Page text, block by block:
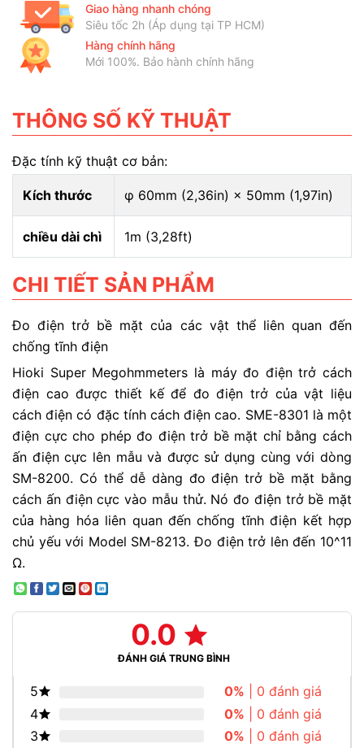
Giao hàng nhanh chóng
Siêu tốc 2h (Áp dụng tại TP HCM)
Hàng chính hãng
Mới 100%. Bảo hành chính hãng
THÔNG SỐ KỸ THUẬT
Đặc tính kỹ thuật cơ bản:
Kích thước φ 60mm (2,36in) × 50mm (1,97in)
chiều dài chì 1m (3,28ft)
CHI TIẾT SẢN PHẨM
Đo điện trở bề mặt của các vật thể liên quan đến
chống tĩnh điện
Hioki Super Megohmmeters là máy đo điện trở cách
điện cao được thiết kế để đo điện trở của vật liệu
cách điện có đặc tính cách điện cao. SME-8301 là một
điện cực cho phép đo điện trở bề mặt chỉ bằng cách
ấn điện cực lên mẫu và được sử dụng cùng với dòng
SM-8200. Có thể dễ dàng đo điện trở bề mặt bằng
cách ấn điện cực vào mẫu thử. Nó đo điện trở bề mặt
của hàng hóa liên quan đến chống tĩnh điện kết hợp
chủ yếu với Model SM-8213. Đo điện trở lên đến 10^11
Ω.
0.0
ĐÁNH GIÁ TRUNG BÌNH
5 0% | 0 đánh giá
4
0% | 0 đánh giá
3
0% | 0 đánh giá